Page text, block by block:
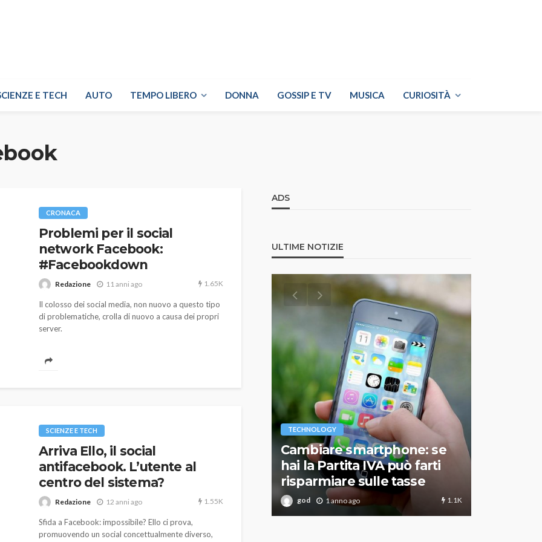
E TECH AUTO TEMPO LIBERO DONNA GOSSIP E TV MUSICA CURIOSITÀ
CRONACA
Problemi per il social
network Facebook:
#Facebookdown
Redazione 11 anni ago 1.65K
Il colosso dei social media, non nuovo a questo tipo
di problematiche, crolla di nuovo a causa dei propri
server.
SCIENZE E TECH
Arriva Ello, il social
antifacebook. L’utente al
centro del sistema?
Redazione 12 anni ago 1.55K
Sfida a Facebook: impossibile? Ello ci prova,
promuovendo un social concettualmente diverso,
ADS
ULTIME NOTIZIE
prato
788
Davis: tennis mondiale e
passione per
l’automobilismo
abbracciano la stessa causa
god 9 mesi ago
TECHNOLOGY
Cambiare smartphone: se
hai la Partita IVA può farti
risparmiare sulle tasse
god 1 anno ago 1.1K